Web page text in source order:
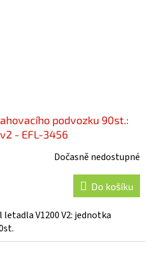
podvozku 90st.:
- EFL-3456
Dočasně nedostupné
Do košíku
V1200 V2: jednotka